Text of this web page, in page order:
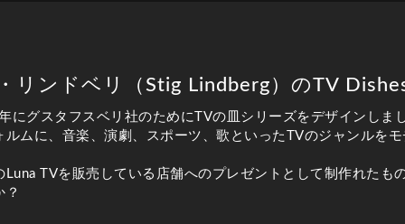
リンドベリ（Stig Lindberg）のTV
にグスタフスベリ社のためにTVの皿シリーズをデザインしま
ムに、音楽、演劇、スポーツ、歌といったTVのジャンルを
TVを販売している店舗へのプレゼントとして制作れたも
？